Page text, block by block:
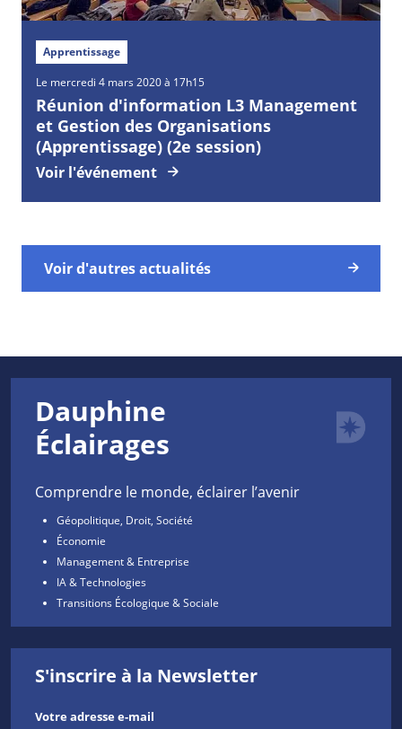
Apprentissage
Le mercredi 4 mars 2020 à 17h15
Réunion d'information L3 Management
et Gestion des Organisations
(Apprentissage) (2e session)
Voir l'événement
Voir d'autres actualités
Dauphine
Éclairages
Comprendre le monde, éclairer l’avenir
Géopolitique, Droit, Société
Économie
Management & Entreprise
IA & Technologies
Transitions Écologique & Sociale
S'inscrire à la Newsletter
Votre adresse e-mail